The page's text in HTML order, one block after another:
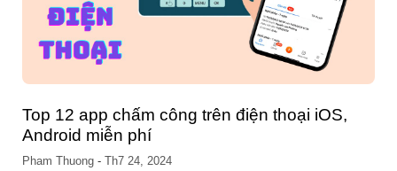
Top 12 app chấm công trên điện thoại iOS,
Android miễn phí
Pham Thuong - Th7 24, 2024